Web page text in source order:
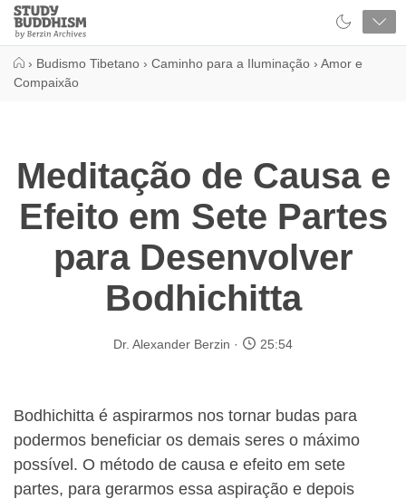
Close
Study
Buddhism
› Budismo Tibetano › Caminho para a Iluminação › Amor e
Compaixão
Meditação de Causa e
Efeito em Sete Partes
para Desenvolver
Bodhichitta
Dr. Alexander Berzin 25:54
Bodhichitta é aspirarmos nos tornar budas para
podermos beneficiar os demais seres o máximo
possível. O método de causa e efeito em sete
partes, para gerarmos essa aspiração e depois